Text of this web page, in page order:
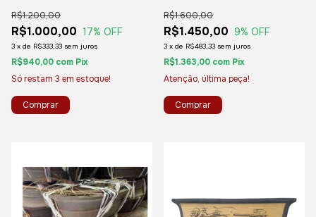
R$1.000,00
R$1.200,00
17% OFF
3 x de R$333,33 sem juros
R$940,00 com Pix
Só restam 3 em estoque!
R$1.450,00
R$1.600,00
9% OFF
3 x de R$483,33 sem juros
R$1.363,00 com Pix
Atenção, última peça!